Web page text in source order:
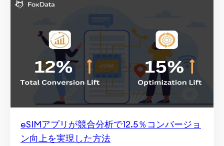
eSIMアプリが競合分析で12.5％コンバージョ
ン向上を実現した方法